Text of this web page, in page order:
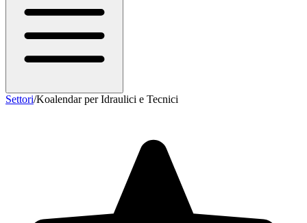
Settori/Koalendar per Idraulici e Tecnici